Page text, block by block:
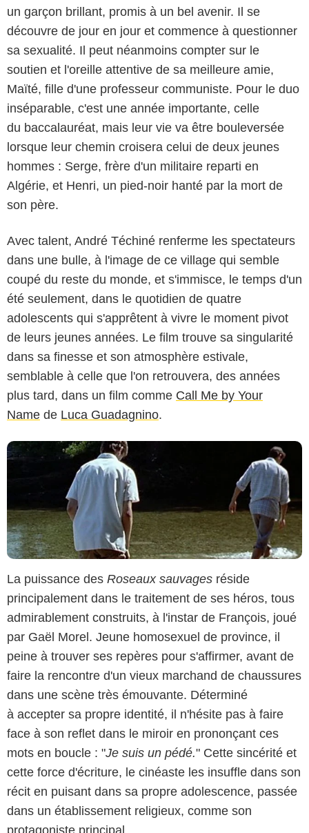
un garçon brillant, promis à un bel avenir. Il se
découvre de jour en jour et commence à questionner
sa sexualité. Il peut néanmoins compter sur le
soutien et l'oreille attentive de sa meilleure amie,
Maïté, fille d'une professeur communiste. Pour le duo
inséparable, c'est une année importante, celle
du baccalauréat, mais leur vie va être bouleversée
lorsque leur chemin croisera celui de deux jeunes
hommes : Serge, frère d'un militaire reparti en
Algérie, et Henri, un pied-noir hanté par la mort de
son père.
Avec talent, André Téchiné renferme les spectateurs
dans une bulle, à l'image de ce village qui semble
coupé du reste du monde, et s'immisce, le temps d'un
été seulement, dans le quotidien de quatre
adolescents qui s'apprêtent à vivre le moment pivot
de leurs jeunes années. Le film trouve sa singularité
dans sa finesse et son atmosphère estivale,
semblable à celle que l'on retrouvera, des années
plus tard, dans un film comme Call Me by Your
Name de Luca Guadagnino.
La puissance des Roseaux sauvages réside
principalement dans le traitement de ses héros, tous
admirablement construits, à l'instar de François, joué
par Gaël Morel. Jeune homosexuel de province, il
peine à trouver ses repères pour s'affirmer, avant de
faire la rencontre d'un vieux marchand de chaussures
dans une scène très émouvante. Déterminé
à accepter sa propre identité, il n'hésite pas à faire
face à son reflet dans le miroir en prononçant ces
mots en boucle : "Je suis un pédé." Cette sincérité et
cette force d'écriture, le cinéaste les insuffle dans son
récit en puisant dans sa propre adolescence, passée
dans un établissement religieux, comme son
protagoniste principal.